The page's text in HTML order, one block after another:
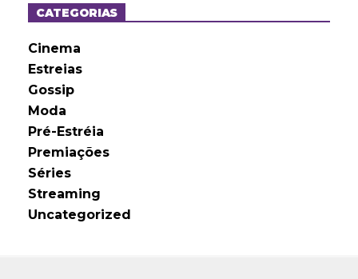
o
sCATEGORIAS
Cinema
Estreias
Gossip
Moda
Pré-Estréia
Premiações
Séries
Streaming
Uncategorized